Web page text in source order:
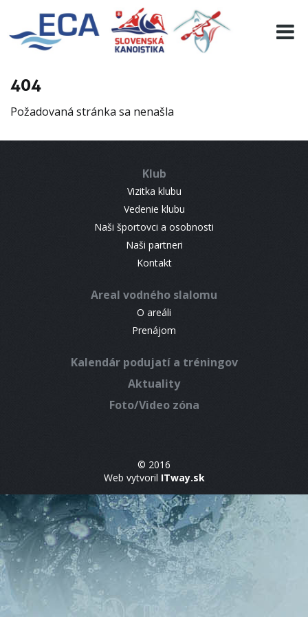
404
Požadovaná stránka sa nenašla
Klub
Vizitka klubu
Vedenie klubu
Naši športovci a osobnosti
Naši partneri
Kontakt
Areal vodného slalomu
O areáli
Prenájom
Kalendár podujatí a tréningov
Aktuality
Foto/Video zóna
© 2016
Web vytvoril ITway.sk
EURO 19
INFO
RESULTS
CONTACT